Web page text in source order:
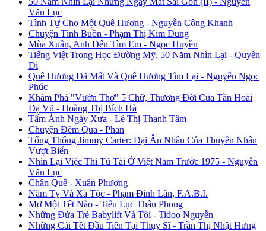
Văn Lục
Tình Tự Cho Một Quê Hương - Nguyễn Công Khanh
Chuyện Tình Buồn - Phạm Thị Kim Dung
Mùa Xuân, Anh Đến Tìm Em - Ngọc Huyền
Tiếng Việt Trong Học Đường Mỹ, 50 Năm Nhìn Lại - Quyên
Di
Quê Hương Đã Mất Và Quê Hương Tìm Lại - Nguyễn Ngọc
Phúc
Khám Phá "Vườn Thơ" 5 Chữ, Thương Đời Của Tần Hoài
Dạ Vũ - Hoàng Thị Bích Hà
Tấm Ảnh Ngày Xưa - Lê Thị Thanh Tâm
Chuyện Đêm Qua - Phan
Tổng Thống Jimmy Carter: Đại Ân Nhân Của Thuyền Nhân
Vượt Biển
Nhìn Lại Việc Thi Tú Tài Ở Việt Nam Trước 1975 - Nguyễn
Văn Lục
Chân Quê - Xuân Phương
Năm Tỵ Và Xà Tộc - Phạm Đình Lân, F.A.B.I.
Mơ Một Tết Nào - Tiểu Lục Thần Phong
Những Đứa Trẻ Babylift Và Tôi - Tidoo Nguyễn
Những Cái Tết Đầu Tiên Tại Thụy Sĩ - Trần Thị Nhật Hưng